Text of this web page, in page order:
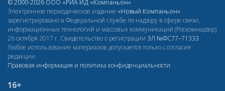
© 2000-2026 ООО «РИА ИД «Компаньон»
Электронное периодическое издание «Новый Компаньон»
зарегистрировано в Федеральной службе по надзору в сфере связи,
информационных технологий и массовых коммуникаций (Роскомнадзор)
26 октября 2017 г. Свидетельство о регистрации ЭЛ №ФС77–71333
Любое использование материалов допускается только с согласия
редакции.
Правовая информация и политика конфиденциальности.
16+